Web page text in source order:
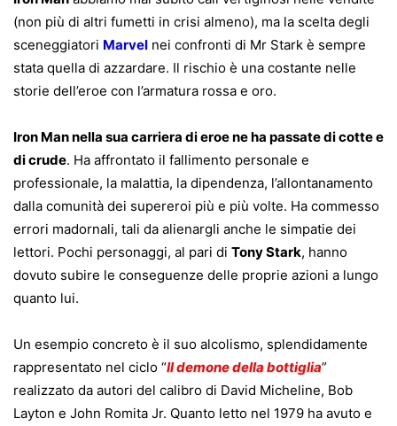
(non più di altri fumetti in crisi almeno), ma la scelta degli
sceneggiatori Marvel nei confronti di Mr Stark è sempre
stata quella di azzardare. Il rischio è una costante nelle
storie dell’eroe con l’armatura rossa e oro.
Iron Man nella sua carriera di eroe ne ha passate di cotte e
di crude. Ha affrontato il fallimento personale e
professionale, la malattia, la dipendenza, l’allontanamento
dalla comunità dei supereroi più e più volte. Ha commesso
errori madornali, tali da alienargli anche le simpatie dei
lettori. Pochi personaggi, al pari di Tony Stark, hanno
dovuto subire le conseguenze delle proprie azioni a lungo
quanto lui.
Un esempio concreto è il suo alcolismo, splendidamente
rappresentato nel ciclo “Il demone della bottiglia”
realizzato da autori del calibro di David Micheline, Bob
Layton e John Romita Jr. Quanto letto nel 1979 ha avuto e